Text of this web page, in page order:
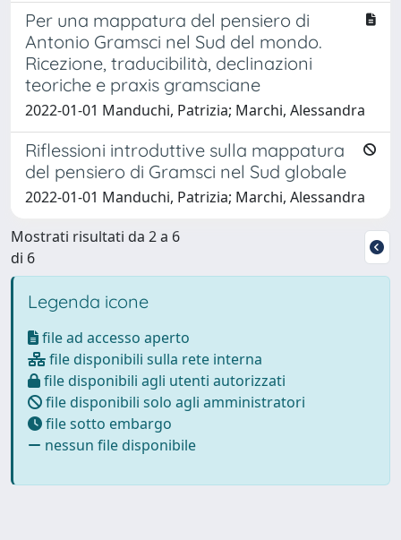
Per una mappatura del pensiero di
Antonio Gramsci nel Sud del mondo.
Ricezione, traducibilità, declinazioni
teoriche e praxis gramsciane
2022-01-01 Manduchi, Patrizia; Marchi, Alessandra
Riflessioni introduttive sulla mappatura
del pensiero di Gramsci nel Sud globale
2022-01-01 Manduchi, Patrizia; Marchi, Alessandra
Mostrati risultati da 2 a 6
di 6
Legenda icone
file ad accesso aperto
file disponibili sulla rete interna
file disponibili agli utenti autorizzati
file disponibili solo agli amministratori
file sotto embargo
nessun file disponibile